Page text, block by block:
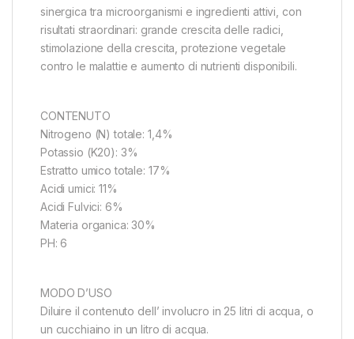
sinergica tra microorganismi e ingredienti attivi, con
risultati straordinari: grande crescita delle radici,
stimolazione della crescita, protezione vegetale
contro le malattie e aumento di nutrienti disponibili.
CONTENUTO
Nitrogeno (N) totale: 1,4%
Potassio (K20): 3%
Estratto umico totale: 17%
Acidi umici: 11%
Acidi Fulvici: 6%
Materia organica: 30%
PH: 6
MODO D’USO
Diluire il contenuto dell’ involucro in 25 litri di acqua, o
un cucchiaino in un litro di acqua.